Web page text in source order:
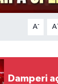
A- A
Damperi